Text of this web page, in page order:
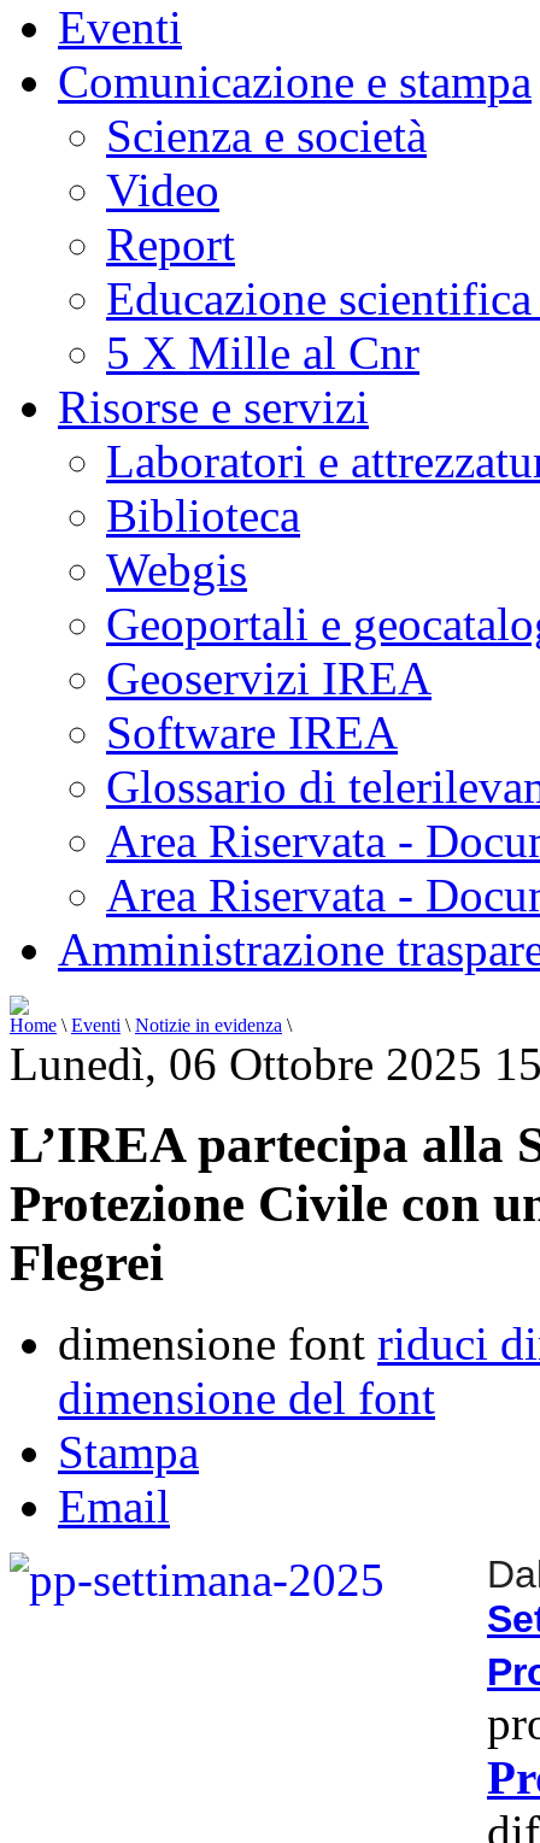
Eventi
Comunicazione e stampa
Scienza e società
Video
Report
Educazione
5 X Mille al Cnr
Risorse e servizi
Laboratori e
Biblioteca
Webgis
Geoportali e
Geoservizi IREA
Software IREA
Glossario di
Area Riservata -
Area Riservata -
Amministrazione
Home \ Eventi \ Notizie in evidenza \
Lunedì, 06 Ottobre 2025
L’IREA partecipa alla
Protezione Civile con
Flegrei
dimensione font riduci
dimensione del font
Stampa
Email